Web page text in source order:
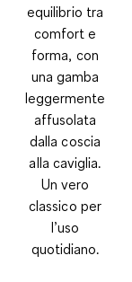
equilibrio tra
comfort e
forma, con
una gamba
leggermente
affusolata
dalla coscia
alla caviglia.
Un vero
classico per
l’uso
quotidiano.